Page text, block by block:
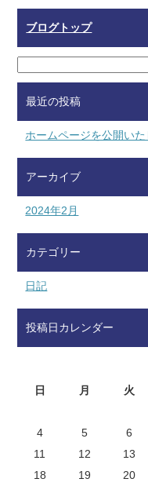
ブログトップ
最近の投稿
ホームページを公開いた
アーカイブ
2024年2月
カテゴリー
日記
投稿日カレンダー
日
月 火
4
5 6
11
12 13
18
19 20